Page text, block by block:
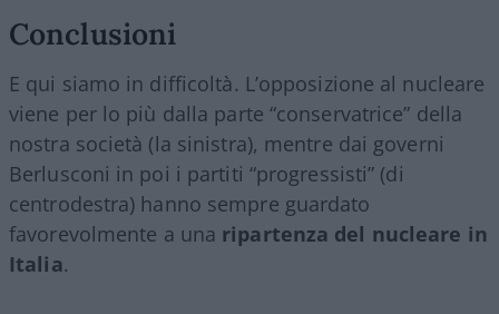
Conclusioni
E qui siamo in difficoltà. L’opposizione al nucleare
viene per lo più dalla parte “conservatrice” della
nostra società (la sinistra), mentre dai governi
Berlusconi in poi i partiti “progressisti” (di
centrodestra) hanno sempre guardato
favorevolmente a una ripartenza del nucleare in
Italia.